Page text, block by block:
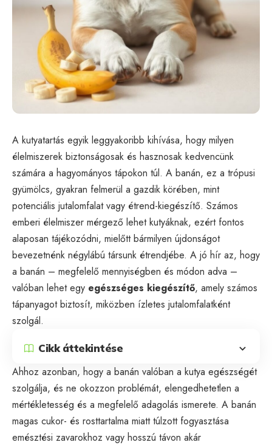
A kutyatartás egyik leggyakoribb kihívása, hogy milyen
élelmiszerek biztonságosak és hasznosak kedvencünk
számára a hagyományos tápokon túl. A banán, ez a trópusi
gyümölcs, gyakran felmerül a gazdik körében, mint
potenciális jutalomfalat vagy étrend-kiegészítő. Számos
emberi élelmiszer mérgező lehet kutyáknak, ezért fontos
alaposan tájékozódni, mielőtt bármilyen újdonságot
bevezetnénk négylábú társunk étrendjébe. A jó hír az, hogy
a banán – megfelelő mennyiségben és módon adva –
valóban lehet egy egészséges kiegészítő, amely számos
tápanyagot biztosít, miközben ízletes jutalomfalatként
szolgál.
Cikk áttekintése
Ahhoz azonban, hogy a banán valóban a kutya egészségét
szolgálja, és ne okozzon problémát, elengedhetetlen a
mértékletesség és a megfelelő adagolás ismerete. A banán
magas cukor- és rosttartalma miatt túlzott fogyasztása
emésztési zavarokhoz vagy hosszú távon akár